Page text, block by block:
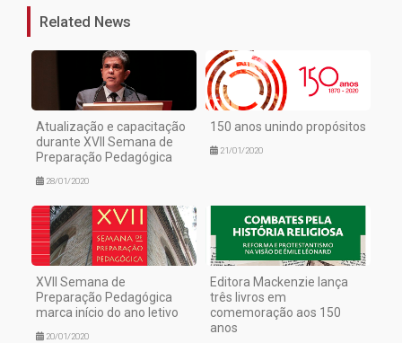
Related News
Atualização e capacitação
durante XVII Semana de
Preparação Pedagógica
28/01/2020
150 anos unindo propósitos
21/01/2020
XVII Semana de
Preparação Pedagógica
marca início do ano letivo
20/01/2020
Editora Mackenzie lança
três livros em
comemoração aos 150
anos